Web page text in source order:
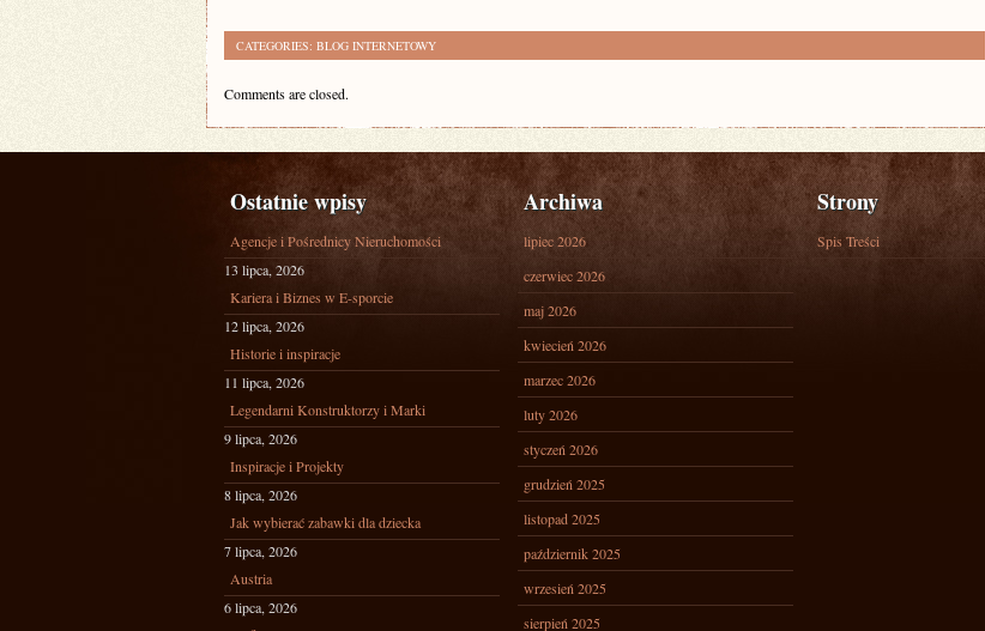
CATEGORIES: BLOG INTERNETOWY
Comments are closed.
Ostatnie wpisy
Agencje i Pośrednicy Nieruchomości
13 lipca, 2026
Kariera i Biznes w E-sporcie
12 lipca, 2026
Historie i inspiracje
11 lipca, 2026
Legendarni Konstruktorzy i Marki
9 lipca, 2026
Inspiracje i Projekty
8 lipca, 2026
Jak wybierać zabawki dla dziecka
7 lipca, 2026
Austria
6 lipca, 2026
Archiwa
lipiec 2026
czerwiec 2026
maj 2026
kwiecień 2026
marzec 2026
luty 2026
styczeń 2026
grudzień 2025
listopad 2025
październik 2025
wrzesień 2025
sierpień 2025
Strony
Spis Treści